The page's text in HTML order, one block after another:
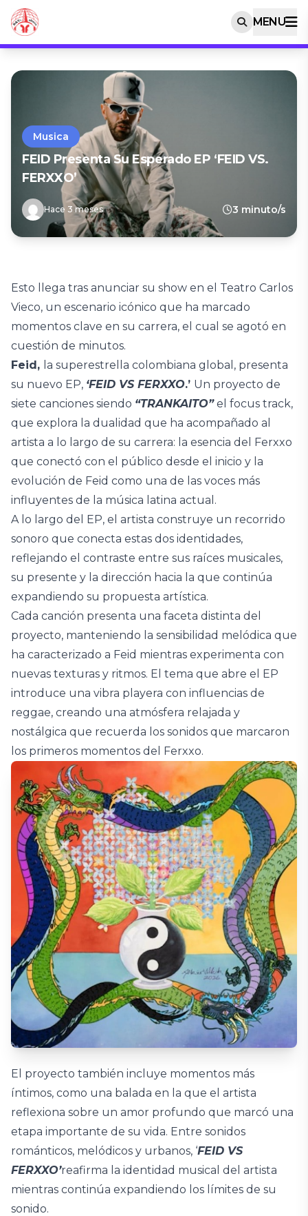
MENU
Musica
FEID Presenta Su Esperado EP ‘FEID VS.
FERXXO’
Hace 3 meses 3 minuto/s
Esto llega tras anunciar su show en el Teatro Carlos
Vieco, un escenario icónico que ha marcado
momentos clave en su carrera, el cual se agotó en
cuestión de minutos.
Feid, la superestrella colombiana global, presenta
su nuevo EP, ‘FEID VS FERXXO.’ Un proyecto de
siete canciones siendo “TRANKAITO”el focus track,
que explora la dualidad que ha acompañado al
artista a lo largo de su carrera: la esencia del Ferxxo
que conectó con el público desde el inicio y la
evolución de Feid como una de las voces más
influyentes de la música latina actual.
A lo largo del EP, el artista construye un recorrido
sonoro que conecta estas dos identidades,
reflejando el contraste entre sus raíces musicales,
su presente y la dirección hacia la que continúa
expandiendo su propuesta artística.
Cada canción presenta una faceta distinta del
proyecto, manteniendo la sensibilidad melódica que
ha caracterizado a Feid mientras experimenta con
nuevas texturas y ritmos. El tema que abre el EP
introduce una vibra playera con influencias de
reggae, creando una atmósfera relajada y
nostálgica que recuerda los sonidos que marcaron
los primeros momentos del Ferxxo.
El proyecto también incluye momentos más
íntimos, como una balada en la que el artista
reflexiona sobre un amor profundo que marcó una
etapa importante de su vida. Entre sonidos
románticos, melódicos y urbanos, ‘FEID VS
FERXXO’reafirma la identidad musical del artista
mientras continúa expandiendo los límites de su
sonido.